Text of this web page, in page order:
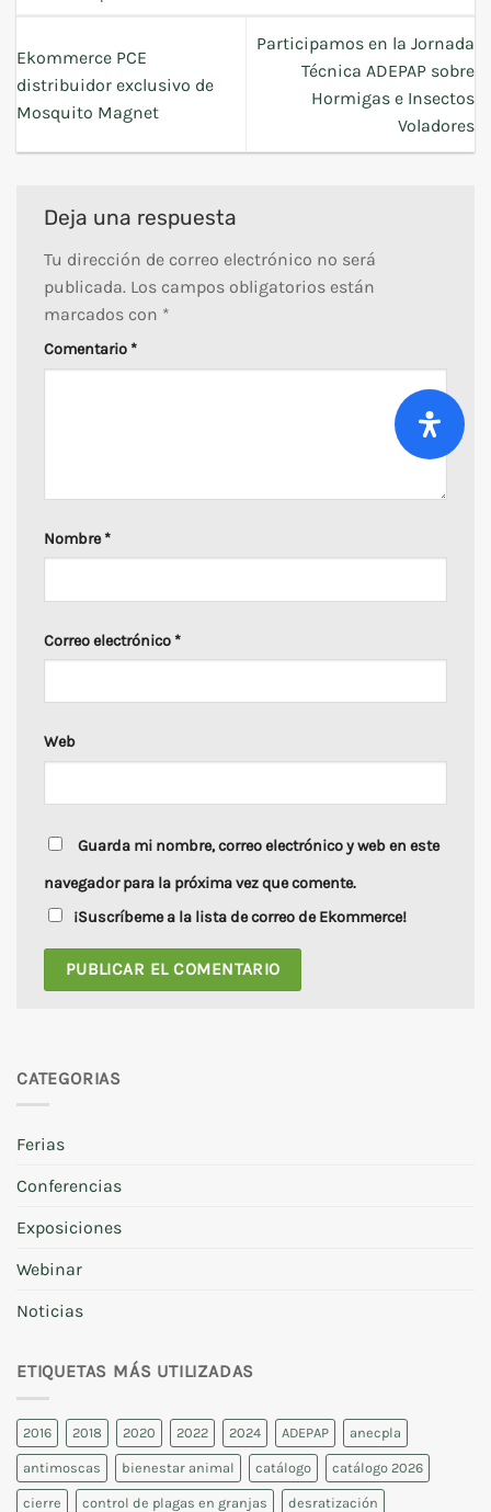
Ekommerce PCE
distribuidor exclusivo de
Mosquito Magnet
Participamos en la Jornada
Técnica ADEPAP sobre
Hormigas e Insectos
Voladores
Deja una respuesta
Tu dirección de correo electrónico no será
publicada. Los campos obligatorios están
marcados con *
Comentario *
Nombre*
Correo electrónico *
Web
Guarda mi nombre, correo electrónico y web en este
navegador para la próxima vez que comente.
¡Suscríbeme a la lista de correo de Ekommerce!
CATEGORIAS
Ferias
Conferencias
Exposiciones
Webinar
Noticias
ETIQUETAS MÁS UTILIZADAS
2016 2018 2020 2022 2024 ADEPAP anecpla
antimoscas bienestar animal catálogo catálogo 2026
cierre control de plagas en granjas desratización